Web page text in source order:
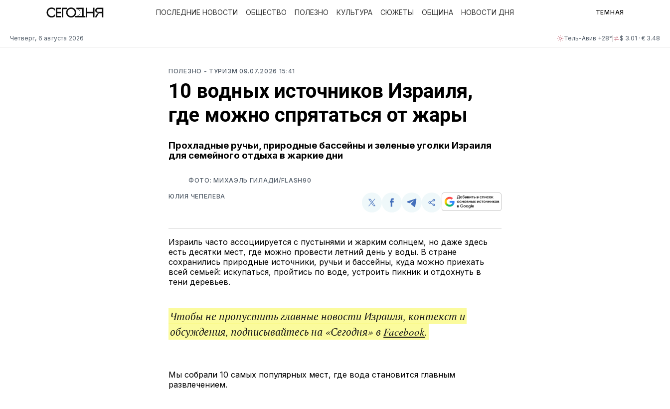
Четверг, 6 августа 2026 Тель-Авив +28° $ 3.01 · € 3.48
ПОСЛЕДНИЕ НОВОСТИ ОБЩЕСТВО ПОЛЕЗНО КУЛЬТУРА СЮЖЕТЫ ОБЩИНА НОВОСТИ ДНЯ ТЕМНАЯ
ПОЛЕЗНО - ТУРИЗМ 09.07.2026 15:41
10 водных источников Израиля,
где можно спрятаться от жары
Прохладные ручьи, природные бассейны и зеленые уголки Израиля
для семейного отдыха в жаркие дни
ФОТО: МИХАЭЛЬ ГИЛАДИ/FLASH90
ЮЛИЯ ЧЕПЕЛЕВА
Поделиться
Twitter
Поделиться
Facebook
Поделиться
Telegram
Скопируйте
поделитесь
Израиль часто ассоциируется с пустынями и жарким солнцем, но даже здесь
есть десятки мест, где можно провести летний день у воды. В стране
сохранились природные источники, ручьи и бассейны, куда можно приехать
всей семьей: искупаться, пройтись по воде, устроить пикник и отдохнуть в
тени деревьев.
Чтобы не пропустить главные новости Израиля, контекст и
обсуждения, подписывайтесь на «Сегодня» вFacebook.
Мы собрали 10 самых популярных мест, где вода становится главным
развлечением.